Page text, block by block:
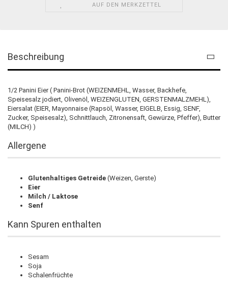
AUF DEN MERKZETTEL
Beschreibung
1/2 Panini Eier ( Panini-Brot (WEIZENMEHL, Wasser, Backhefe,
Speisesalz jodiert, Olivenöl, WEIZENGLUTEN, GERSTENMALZMEHL),
Eiersalat (EIER, Mayonnaise (Rapsöl, Wasser, EIGELB, Essig, SENF,
Zucker, Speisesalz), Schnittlauch, Zitronensaft, Gewürze, Pfeffer), Butter
(MILCH) )
Allergene
Glutenhaltiges Getreide (Weizen, Gerste)
Eier
Milch / Laktose
Senf
Kann Spuren enthalten
Sesam
Soja
Schalenfrüchte